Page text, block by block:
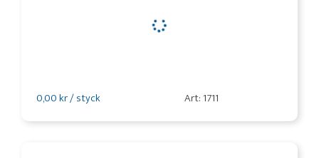
0,00 kr / styck Art: 1711